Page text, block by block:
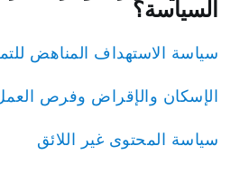
السياسة؟
سياسة الاستهداف المناهض
الإسكان والإقراض وفرص
سياسة المحتوى غير اللائق